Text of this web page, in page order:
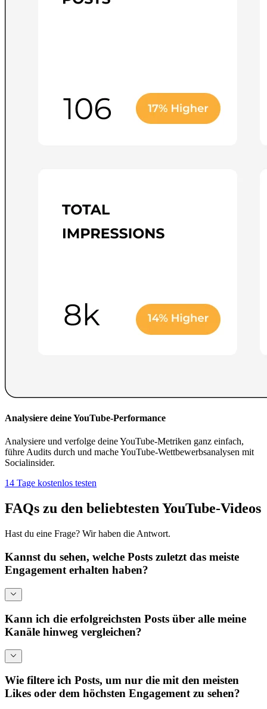
Analysiere deine YouTube-Performance
Analysiere und verfolge deine YouTube-Metriken ganz einfach,
führe Audits durch und mache YouTube-Wettbewerbsanalysen mit
Socialinsider.
14 Tage kostenlos testen
FAQs zu den beliebtesten YouTube-Videos
Hast du eine Frage? Wir haben die Antwort.
Kannst du sehen, welche Posts zuletzt das meiste
Engagement erhalten haben?
Kann ich die erfolgreichsten Posts über alle meine
Kanäle hinweg vergleichen?
Wie filtere ich Posts, um nur die mit den meisten
Likes oder dem höchsten Engagement zu sehen?